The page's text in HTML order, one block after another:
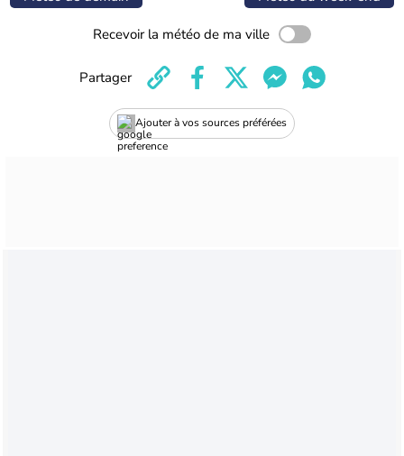
Recevoir la météo de ma ville
Ajouter à vos sources préférées
Partager